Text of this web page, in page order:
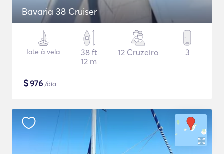
Bavaria 38 Cruiser
Iate à vela
38 ft
12 m
12 Cruzeiro 3
$976 /dia